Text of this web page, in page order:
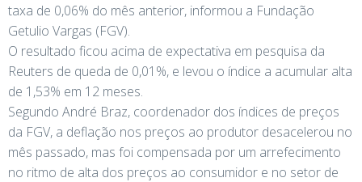
taxa de 0,06% do mês anterior, informou a Fundação
Getulio Vargas (FGV).
O resultado ficou acima de expectativa em pesquisa da
Reuters de queda de 0,01%, e levou o índice a acumular alta
de 1,53% em 12 meses.
Segundo André Braz, coordenador dos índices de preços
da FGV, a deflação nos preços ao produtor desacelerou no
mês passado, mas foi compensada por um arrefecimento
no ritmo de alta dos preços ao consumidor e no setor de